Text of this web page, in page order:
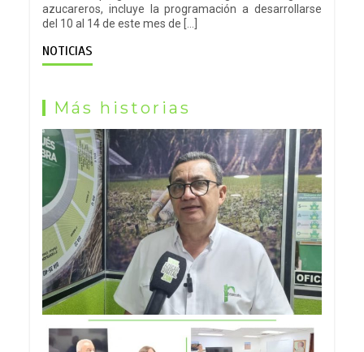
azucareros, incluye la programación a desarrollarse
del 10 al 14 de este mes de […]
NOTICIAS
Más historias